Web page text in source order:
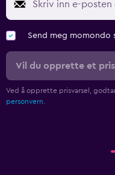
Send meg momondo
Vil du opprette et
Ved å opprette prisvarsel,
personvern.